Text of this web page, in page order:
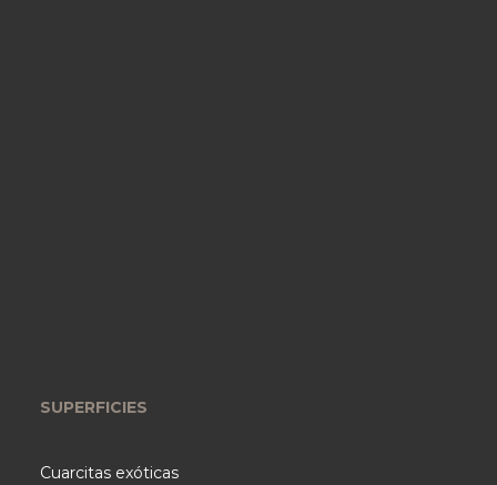
SUPERFICIES
Cuarcitas exóticas